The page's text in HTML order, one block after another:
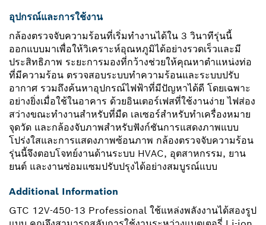
อุปกรณ์และการใช้งาน
กล้องตรวจจับความร้อนที่เริ่มทำงานได้ใน 3 วินาทีรุ่นนี้
ออกแบบมาเพื่อให้วิเคราะห์อุณหภูมิได้อย่างรวดเร็วและมี
ประสิทธิภาพ ระยะการมองที่กว้างช่วยให้คุณหาตำแหน่งท่อ
ที่มีความร้อน ตรวจสอบระบบทำความร้อนและระบบปรับ
อากาศ รวมถึงค้นหาอุปกรณ์ไฟฟ้าที่มีปัญหาได้ดี โดยเฉพาะ
อย่างยิ่งเมื่อใช้ในอาคาร ด้วยอินเตอร์เฟสที่ใช้งานง่าย ไฟส่อง
สว่างขณะทำงานสำหรับที่มืด เลเซอร์สำหรับทำเครื่องหมาย
จุดวัด และกล้องจับภาพสำหรับฟังก์ชันการแสดงภาพแบบ
โปร่งใสและการแสดงภาพซ้อนภาพ กล้องตรวจจับความร้อน
รุ่นนี้จึงตอบโจทย์งานด้านระบบ HVAC, อุตสาหกรรม, ยาน
ยนต์ และงานซ่อมแซมปรับปรุงได้อย่างสมบูรณ์แบบ
Additional Information
GTC 12V-450-13 Professional ใช้แหล่งพลังงานได้สองรูป